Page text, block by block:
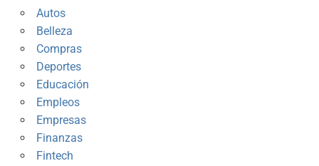
Autos
Belleza
Compras
Deportes
Educación
Empleos
Empresas
Finanzas
Fintech